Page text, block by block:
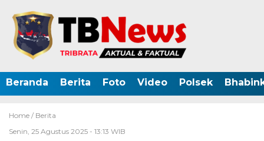
Beranda Berita Foto Video Polsek
Home / Berita
Senin, 25 Agustus 2025 - 13:13 WIB